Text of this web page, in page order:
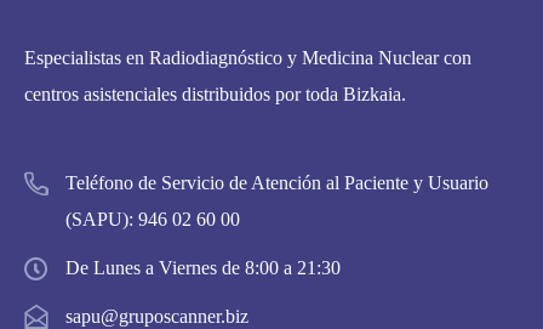
Especialistas en Radiodiagnóstico y Medicina Nuclear con
centros asistenciales distribuidos por toda Bizkaia.
Teléfono de Servicio de Atención al Paciente y Usuario
(SAPU): 946 02 60 00
De Lunes a Viernes de 8:00 a 21:30
sapu@gruposcanner.biz